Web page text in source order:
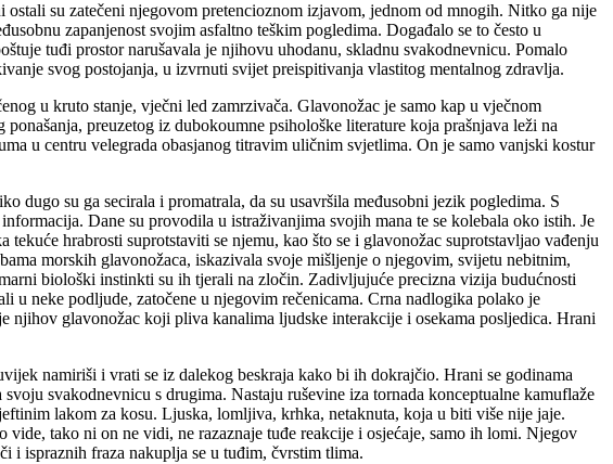
su zatečeni njegovom pretencioznom izjavom, jednom od mnogih. Nitko ga nije
zapanjenost svojim asfaltno teškim pogledima. Događalo se to često u
tuđi prostor narušavala je njihovu uhodanu, skladnu svakodnevnicu. Pomalo
svog postojanja, u izvrnuti svijet preispitivanja vlastitog mentalnog zdravlja.
u kruto stanje, vječni led zamrzivača. Glavonožac je samo kap u vječnom
preuzetog iz dubokoumne psihološke literature koja prašnjava leži na
u centru velegrada obasjanog titravim uličnim svjetlima. On je samo vanjski kostur
dugo su ga secirala i promatrala, da su usavršila međusobni jezik pogledima. S
Dane su provodila u istraživanjima svojih mana te se kolebala oko istih. Je
hrabrosti suprotstaviti se njemu, kao što se i glavonožac suprotstavljao vađenju
morskih glavonožaca, iskazivala svoje mišljenje o njegovim, svijetu nebitnim,
biološki instinkti su ih tjerali na zločin. Zadivljujuće precizna vizija budućnosti
u neke podljude, zatočene u njegovim rečenicama. Crna nadlogika polako je
glavonožac koji pliva kanalima ljudske interakcije i osekama posljedica. Hrani
namiriši i vrati se iz dalekog beskraja kako bi ih dokrajčio. Hrani se godinama
svakodnevnicu s drugima. Nastaju ruševine iza tornada konceptualne kamuflaže
lakom za kosu. Ljuska, lomljiva, krhka, netaknuta, koja u biti više nije jaje.
tako ni on ne vidi, ne razaznaje tuđe reakcije i osjećaje, samo ih lomi. Njegov
i ispraznih fraza nakuplja se u tuđim, čvrstim tlima.